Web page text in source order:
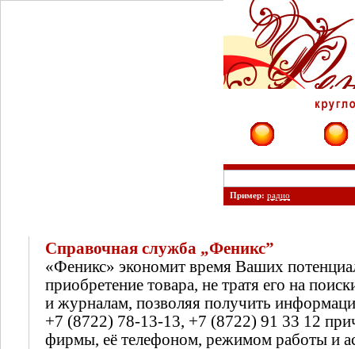
Пример: радио
Справочная служба „Феникс”
«Феникс» экономит время Ваших
приобретение товара, не тратя его на
и журналам, позволяя получить
+7 (8722) 78-13-13, +7 (8722) 91 33 12
фирмы, её телефоном, режимом работы и